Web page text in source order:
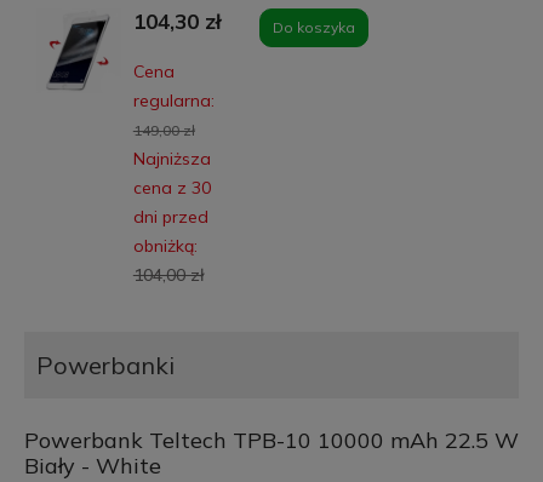
104,30 zł
Cena
regularna:
149,00 zł
Najniższa
cena z 30
dni przed
obniżką:
104,00 zł
Do koszyka
Powerbanki
Powerbank Teltech TPB-10 10000 mAh 22.5 W
Biały - White